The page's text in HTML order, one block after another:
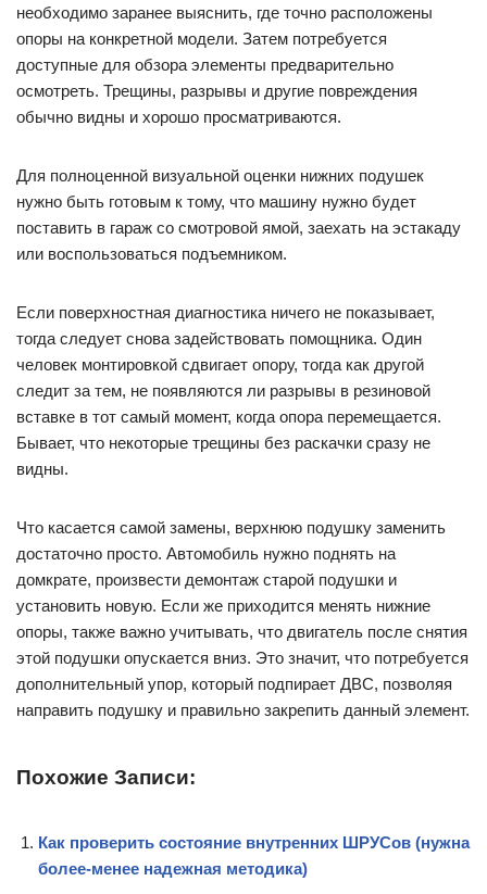
необходимо заранее выяснить, где точно расположены
опоры на конкретной модели. Затем потребуется
доступные для обзора элементы предварительно
осмотреть. Трещины, разрывы и другие повреждения
обычно видны и хорошо просматриваются.
Для полноценной визуальной оценки нижних подушек
нужно быть готовым к тому, что машину нужно будет
поставить в гараж со смотровой ямой, заехать на эстакаду
или воспользоваться подъемником.
Если поверхностная диагностика ничего не показывает,
тогда следует снова задействовать помощника. Один
человек монтировкой сдвигает опору, тогда как другой
следит за тем, не появляются ли разрывы в резиновой
вставке в тот самый момент, когда опора перемещается.
Бывает, что некоторые трещины без раскачки сразу не
видны.
Что касается самой замены, верхнюю подушку заменить
достаточно просто. Автомобиль нужно поднять на
домкрате, произвести демонтаж старой подушки и
установить новую. Если же приходится менять нижние
опоры, также важно учитывать, что двигатель после снятия
этой подушки опускается вниз. Это значит, что потребуется
дополнительный упор, который подпирает ДВС, позволяя
направить подушку и правильно закрепить данный элемент.
Похожие Записи:
Как проверить состояние внутренних ШРУСов (нужна
более-менее надежная методика)